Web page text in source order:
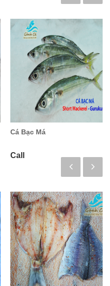
Cá Bạc Má
Call